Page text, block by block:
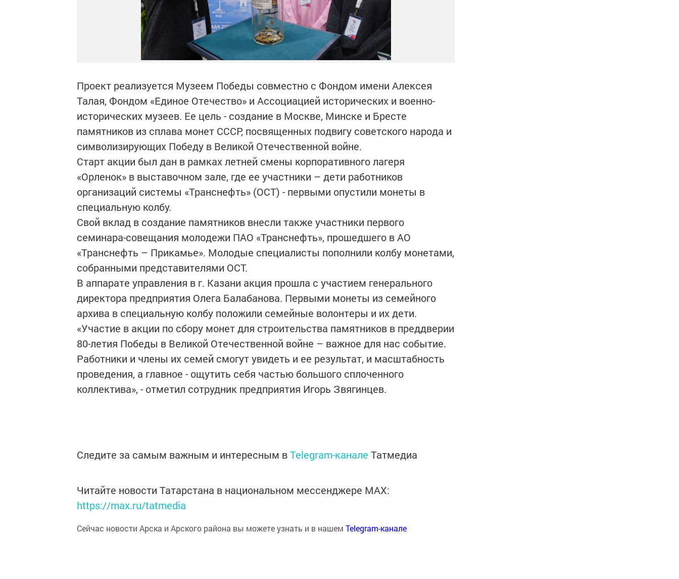
Проект реализуется Музеем Победы совместно с Фондом имени Алексея
Талая, Фондом «Единое Отечество» и Ассоциацией исторических и военно-
исторических музеев. Ее цель - создание в Москве, Минске и Бресте
памятников из сплава монет СССР, посвященных подвигу советского народа и
символизирующих Победу в Великой Отечественной войне.
Старт акции был дан в рамках летней смены корпоративного лагеря
«Орленок» в выставочном зале, где ее участники – дети работников
организаций системы «Транснефть» (ОСТ) - первыми опустили монеты в
специальную колбу.
Свой вклад в создание памятников внесли также участники первого
семинара-совещания молодежи ПАО «Транснефть», прошедшего в АО
«Транснефть – Прикамье». Молодые специалисты пополнили колбу монетами,
собранными представителями ОСТ.
В аппарате управления в г. Казани акция прошла с участием генерального
директора предприятия Олега Балабанова. Первыми монеты из семейного
архива в специальную колбу положили семейные волонтеры и их дети.
«Участие в акции по сбору монет для строительства памятников в преддверии
80-летия Победы в Великой Отечественной войне – важное для нас событие.
Работники и члены их семей смогут увидеть и ее результат, и масштабность
проведения, а главное - ощутить себя частью большого сплоченного
коллектива», - отметил сотрудник предприятия Игорь Звягинцев.
Следите за самым важным и интересным вTelegram-канале Татмедиа
Читайте новости Татарстана в национальном мессенджере MАХ:
https://max.ru/tatmedia
Сейчас новости Арска и Арского района вы можете узнать и в нашем Telegram-канале